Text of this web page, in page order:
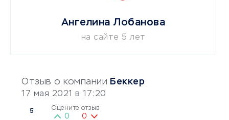
Отзыв о компании Беккер
17 мая 2021 в 17:20
5 Оцените отзыв
0 0
Ангелина Лобанова
на сайте 5 лет